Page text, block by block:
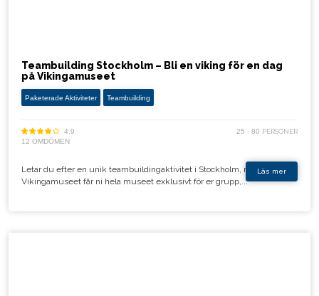
Teambuilding Stockholm – Bli en viking för en dag
på Vikingamuseet
Paketerade Aktiviteter Teambuilding
4.9 25 - 80 PERSONER
12 OMDÖMEN
Letar du efter en unik teambuildingaktivitet i Stockholm, mitt i city? På
Vikingamuseet får ni hela museet exklusivt för er grupp,...
Läs mer